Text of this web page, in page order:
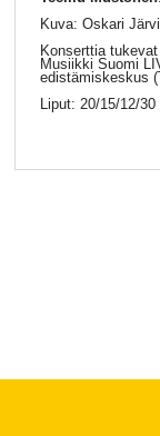
Kuva: Oskari
Konserttia
Musiikki Suomi
edistämiskeskus
Liput: 20/15/12/30